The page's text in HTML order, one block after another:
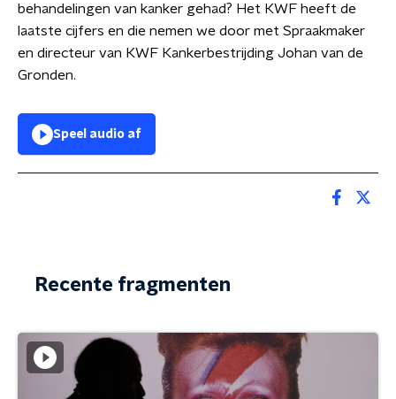
behandelingen van kanker gehad? Het KWF heeft de
laatste cijfers en die nemen we door met Spraakmaker
en directeur van KWF Kankerbestrijding Johan van de
Gronden.
Speel audio af
Recente fragmenten